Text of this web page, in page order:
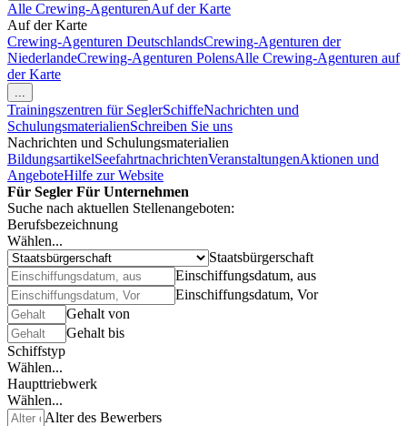
Alle Crewing-AgenturenAuf der Karte
Auf der Karte
Crewing-Agenturen DeutschlandsCrewing-Agenturen der
NiederlandeCrewing-Agenturen PolensAlle Crewing-Agenturen auf
der Karte
...
Trainingszentren für SeglerSchiffeNachrichten und
SchulungsmaterialienSchreiben Sie uns
Nachrichten und Schulungsmaterialien
BildungsartikelSeefahrtnachrichtenVeranstaltungenAktionen und
AngeboteHilfe zur Website
Für Segler Für Unternehmen
Suche nach aktuellen Stellenangeboten:
Berufsbezeichnung
Wählen...
Staatsbürgerschaft
Einschiffungsdatum, aus
Einschiffungsdatum, Vor
Gehalt von
Gehalt bis
Schiffstyp
Wählen...
Haupttriebwerk
Wählen...
Alter des Bewerbers